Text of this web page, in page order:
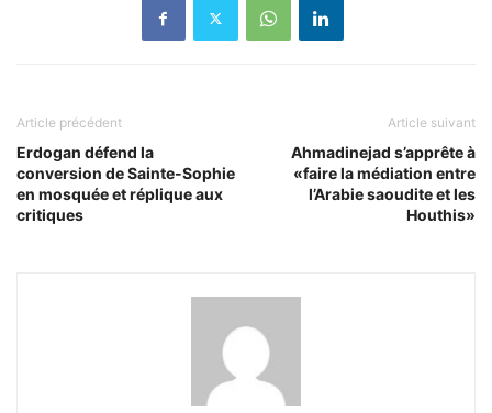
Article précédent
Erdogan défend la
conversion de Sainte-Sophie
en mosquée et réplique aux
critiques
Article suivant
Ahmadinejad s’apprête à
«faire la médiation entre
l’Arabie saoudite et les
Houthis»